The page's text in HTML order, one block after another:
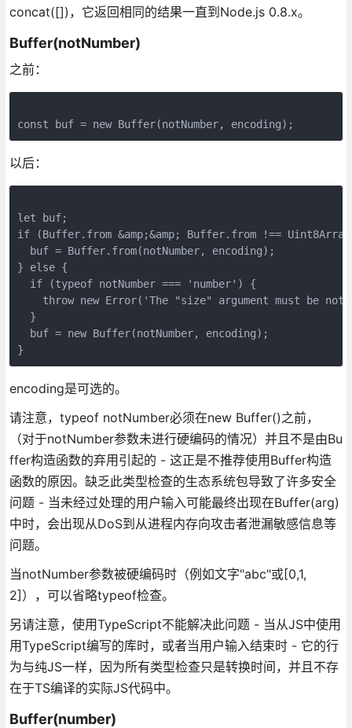
concat([])，它返回相同的结果一直到Node.js 0.8.x。
Buffer(notNumber)
之前：
const buf = new Buffer(notNumber, encoding);
以后：
let buf;
if (Buffer.from &amp;&amp; Buffer.from !==
  buf = Buffer.from(notNumber, encoding);
} else {
  if (typeof notNumber === 'number') {
throw new Error('The "size" argument must be not
  }
  buf = new Buffer(notNumber, encoding);
}
encoding是可选的。
请注意，typeof notNumber必须在new Buffer()之前，
（对于notNumber参数未进行硬编码的情况）并且不是由Bu
ffer构造函数的弃用引起的 - 这正是不推荐使用Buffer构造
函数的原因。缺乏此类型检查的生态系统包导致了许多安全
问题 - 当未经过处理的用户输入可能最终出现在Buffer(arg)
中时，会出现从DoS到从进程内存向攻击者泄漏敏感信息等
问题。
当notNumber参数被硬编码时（例如文字"abc"或[0,1,
2]），可以省略typeof检查。
另请注意，使用TypeScript不能解决此问题 - 当从JS中使用
用TypeScript编写的库时，或者当用户输入结束时 - 它的行
为与纯JS一样，因为所有类型检查只是转换时间，并且不存
在于TS编译的实际JS代码中。
Buffer(number)